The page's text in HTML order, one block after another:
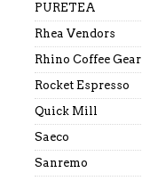
PURETEA
Rhea Vendors
Rhino Coffee Gear
Rocket Espresso
Quick Mill
Saeco
Sanremo